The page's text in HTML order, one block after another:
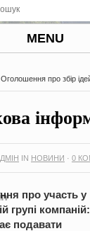
MENU
Оголошення про збір
– 2020 роки Оголошення
IN НОВИНИ · 0
про участь у
групі
подавати